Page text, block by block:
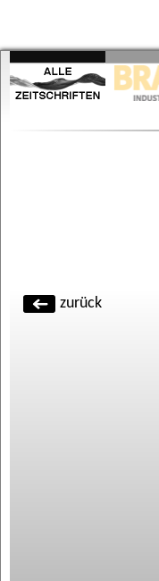
zurück